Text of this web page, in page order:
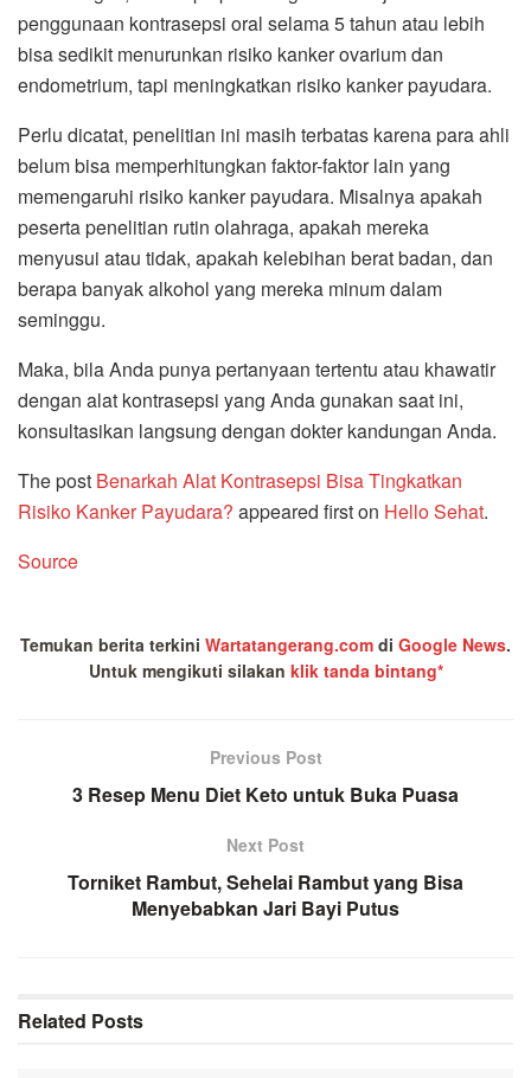
penggunaan kontrasepsi oral selama 5 tahun atau lebih
bisa sedikit menurunkan risiko kanker ovarium dan
endometrium, tapi meningkatkan risiko kanker payudara.
Perlu dicatat, penelitian ini masih terbatas karena para ahli
belum bisa memperhitungkan faktor-faktor lain yang
memengaruhi risiko kanker payudara. Misalnya apakah
peserta penelitian rutin olahraga, apakah mereka
menyusui atau tidak, apakah kelebihan berat badan, dan
berapa banyak alkohol yang mereka minum dalam
seminggu.
Maka, bila Anda punya pertanyaan tertentu atau khawatir
dengan alat kontrasepsi yang Anda gunakan saat ini,
konsultasikan langsung dengan dokter kandungan Anda.
The post Benarkah Alat Kontrasepsi Bisa Tingkatkan
Risiko Kanker Payudara? appeared first on Hello Sehat.
Source
Temukan berita terkini Wartatangerang.com di Google News.
Untuk mengikuti silakan klik tanda bintang*
Previous Post
3 Resep Menu Diet Keto untuk Buka Puasa
Next Post
Torniket Rambut, Sehelai Rambut yang Bisa
Menyebabkan Jari Bayi Putus
Related Posts